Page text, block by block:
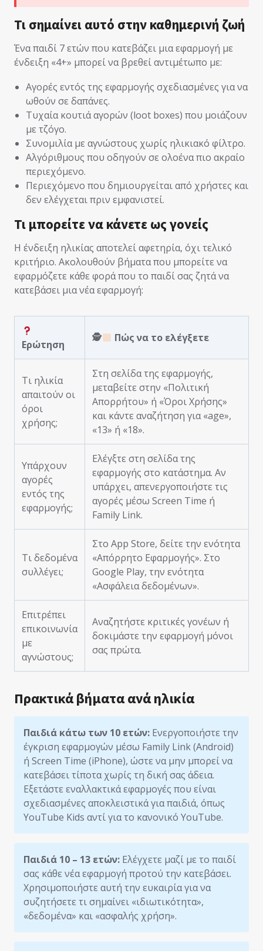
Τι σημαίνει αυτό στην καθημερινή ζωή
Ένα παιδί 7 ετών που κατεβάζει μια εφαρμογή με
ένδειξη «4+» μπορεί να βρεθεί αντιμέτωπο με:
Αγορές εντός της εφαρμογής σχεδιασμένες για να
ωθούν σε δαπάνες.
Τυχαία κουτιά αγορών (loot boxes) που μοιάζουν
με τζόγο.
Συνομιλία με αγνώστους χωρίς ηλικιακό φίλτρο.
Αλγόριθμους που οδηγούν σε ολοένα πιο ακραίο
περιεχόμενο.
Περιεχόμενο που δημιουργείται από χρήστες και
δεν ελέγχεται πριν εμφανιστεί.
Τι μπορείτε να κάνετε ως γονείς
Η ένδειξη ηλικίας αποτελεί αφετηρία, όχι τελικό
κριτήριο. Ακολουθούν βήματα που μπορείτε να
εφαρμόζετε κάθε φορά που το παιδί σας ζητά να
κατεβάσει μια νέα εφαρμογή:
Ερώτηση
🕵 Πώς να το ελέγξετε
Τι ηλικία
απαιτούν οι
όροι
χρήσης;
Στη σελίδα της εφαρμογής,
μεταβείτε στην «Πολιτική
Απορρήτου» ή «Όροι Χρήσης»
και κάντε αναζήτηση για «age»,
«13» ή «18».
Υπάρχουν
αγορές
εντός της
εφαρμογής;
Ελέγξτε στη σελίδα της
εφαρμογής στο κατάστημα. Αν
υπάρχει, απενεργοποιήστε τις
αγορές μέσω Screen Time ή
Family Link.
Τι δεδομένα
συλλέγει;
Στο App Store, δείτε την ενότητα
«Απόρρητο Εφαρμογής». Στο
Google Play, την ενότητα
«Ασφάλεια δεδομένων».
Επιτρέπει
επικοινωνία
με
αγνώστους;
Αναζητήστε κριτικές γονέων ή
δοκιμάστε την εφαρμογή μόνοι
σας πρώτα.
Πρακτικά βήματα ανά ηλικία
Παιδιά κάτω των 10 ετών: Ενεργοποιήστε την
έγκριση εφαρμογών μέσω Family Link (Android)
ή Screen Time (iPhone), ώστε να μην μπορεί να
κατεβάσει τίποτα χωρίς τη δική σας άδεια.
Εξετάστε εναλλακτικά εφαρμογές που είναι
σχεδιασμένες αποκλειστικά για παιδιά, όπως
YouTube Kids αντί για το κανονικό YouTube.
Παιδιά 10 – 13 ετών: Ελέγχετε μαζί με το παιδί
σας κάθε νέα εφαρμογή προτού την κατεβάσει.
Χρησιμοποιήστε αυτή την ευκαιρία για να
συζητήσετε τι σημαίνει «ιδιωτικότητα»,
«δεδομένα» και «ασφαλής χρήση».